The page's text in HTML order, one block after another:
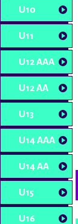
U10
U11
U12 AAA
U12 AA
U13
U14 AAA
U14 AA
U15
U16